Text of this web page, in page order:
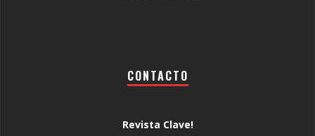
CONTACTO
Revista Clave!